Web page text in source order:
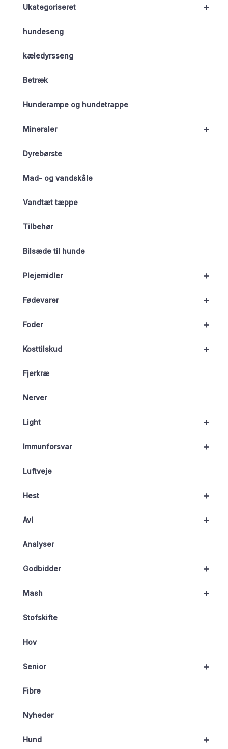
+
Ukategoriseret
hundeseng
kæledyrsseng
Betræk
Hunderampe og hundetrappe
+
Mineraler
Dyrebørste
Mad- og vandskåle
Vandtæt tæppe
Tilbehør
Bilsæde til hunde
+
Plejemidler
+
Fødevarer
+
Foder
+
Kosttilskud
Fjerkræ
Nerver
+
Light
+
Immunforsvar
Luftveje
+
Hest
+
Avl
Analyser
+
Godbidder
+
Mash
Stofskifte
Hov
+
Senior
Fibre
Nyheder
+
Hund